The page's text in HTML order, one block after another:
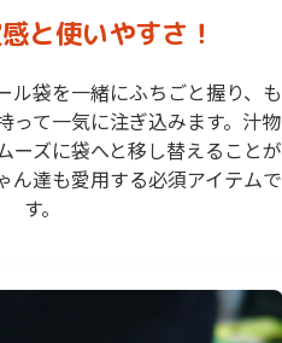
と使いやすさ！
ル袋を一緒にふちごと握り、も
って一気に注ぎ込みます。汁物
ーズに袋へと移し替えることが
ん達も愛用する必須アイテムで
す。